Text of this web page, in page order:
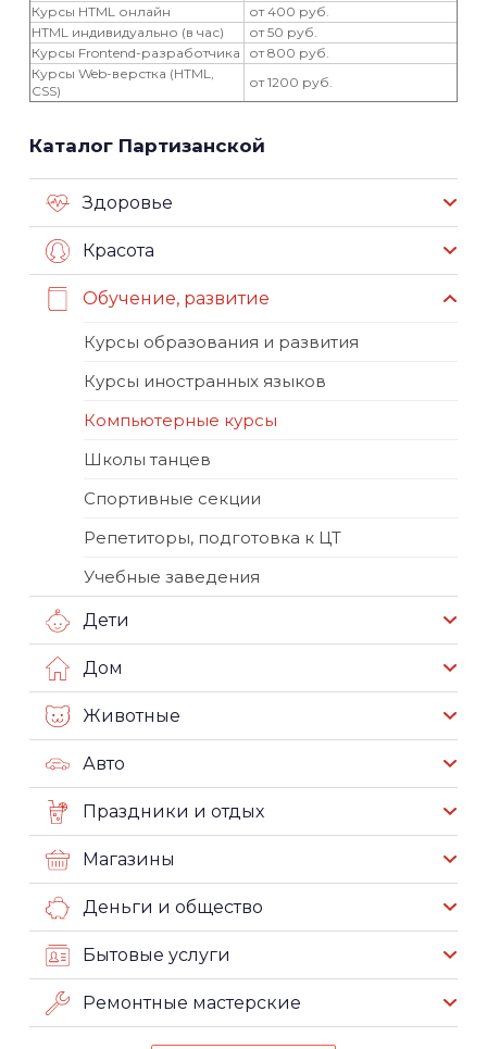
Курсы HTML онлайн
от 400 руб.
HTML индивидуально (в час)
от 50 руб.
Курсы Frontend-разработчика
от 800 руб.
Курсы Web-верстка (HTML,
CSS)
от 1200 руб.
Каталог Партизанской
Здоровье
Красота
Обучение, развитие
Курсы образования и развития
Курсы иностранных языков
Компьютерные курсы
Школы танцев
Спортивные секции
Репетиторы, подготовка к ЦТ
Учебные заведения
Дети
Дом
Животные
Авто
Праздники и отдых
Магазины
Деньги и общество
Бытовые услуги
Ремонтные мастерские